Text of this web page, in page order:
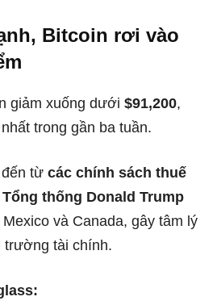
Bitcoin rơi vào
giảm xuống dưới $91,200,
trong gần ba tuần.
từ các chính sách thuế
thống Donald Trump
và Canada, gây tâm lý
trường tài chính.